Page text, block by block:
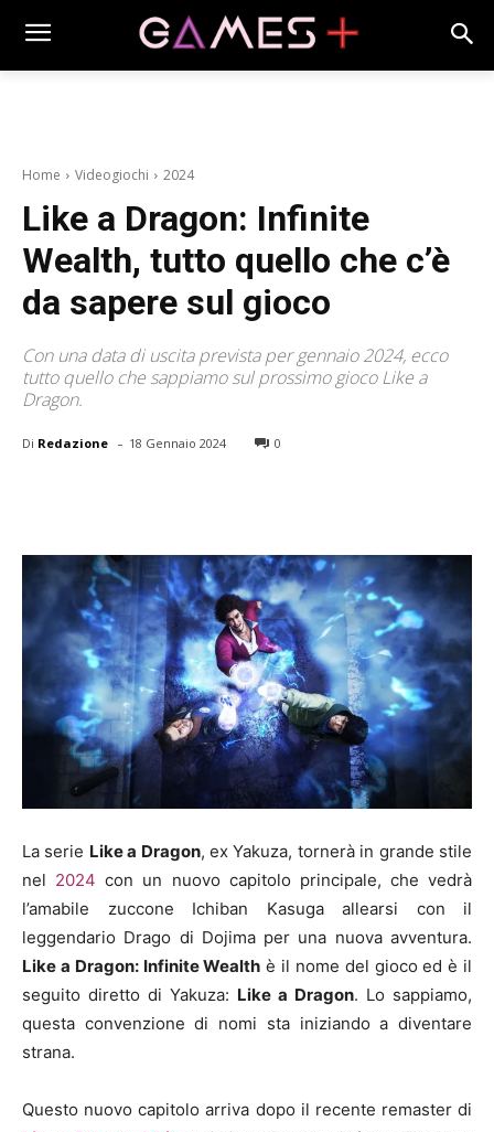
Home Videogiochi 2024
Like a Dragon: Infinite
Wealth, tutto quello che c’è
da sapere sul gioco
Con una data di uscita prevista per gennaio 2024, ecco
tutto quello che sappiamo sul prossimo gioco Like a
Dragon.
Di Redazione - 18 Gennaio 2024 0
La serie Like a Dragon, ex Yakuza, tornerà in grande stile
nel 2024 con un nuovo capitolo principale, che vedrà
l’amabile zuccone Ichiban Kasuga allearsi con il
leggendario Drago di Dojima per una nuova avventura.
Like a Dragon: Infinite Wealth è il nome del gioco ed è il
seguito diretto di Yakuza: Like a Dragon. Lo sappiamo,
questa convenzione di nomi sta iniziando a diventare
strana.
Questo nuovo capitolo arriva dopo il recente remaster di